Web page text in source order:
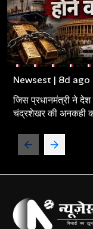
Newsest | 8d ago
जिस प्रधानमंत्री ने
चंद्रशेखर की अनकही